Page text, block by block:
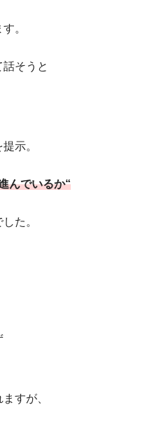
。
そうと
示。
んでいるか“
た。
すが、